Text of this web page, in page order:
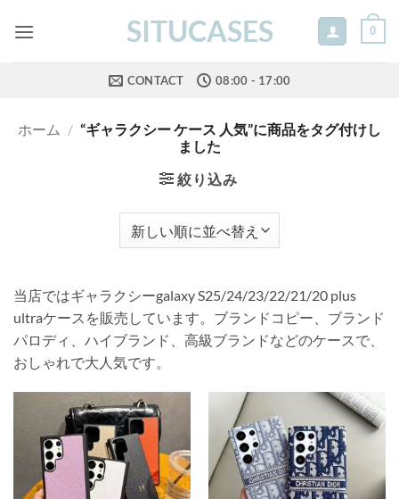
SITUCASES 0
CONTACT 08:00 - 17:00
ホーム / “ギャラクシー ケース 人気”に商品をタグ付けし
ました
絞り込み
当店ではギャラクシーgalaxy S25/24/23/22/21/20 plus
ultraケースを販売しています。ブランドコピー、ブランド
パロディ、ハイブランド、高級ブランドなどのケースで、
おしゃれで大人気です。